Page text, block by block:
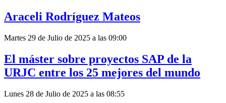
Araceli Rodríguez Mateos
Martes 29 de Julio de 2025 a las 09:00
El máster sobre proyectos SAP de la
URJC entre los 25 mejores del mundo
Lunes 28 de Julio de 2025 a las 08:55